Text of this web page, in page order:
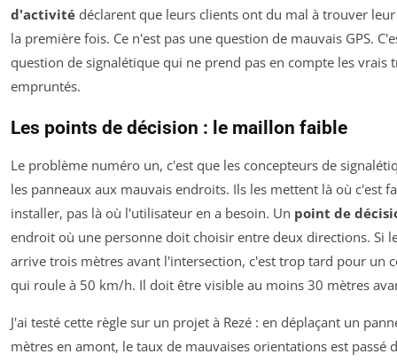
d'activité déclarent que leurs clients ont du mal à trouver
la première fois. Ce n'est pas une question de mauvais GPS.
question de signalétique qui ne prend pas en compte les vrais
empruntés.
Les points de décision : le maillon faible
Le problème numéro un, c'est que les concepteurs de
les panneaux aux mauvais endroits. Ils les mettent là où c'est
installer, pas là où l'utilisateur en a besoin. Un point de
endroit où une personne doit choisir entre deux directions. Si
arrive trois mètres avant l'intersection, c'est trop tard pour un
qui roule à 50 km/h. Il doit être visible au moins 30 mètres
J'ai testé cette règle sur un projet à Rezé : en déplaçant un
mètres en amont, le taux de mauvaises orientations est passé